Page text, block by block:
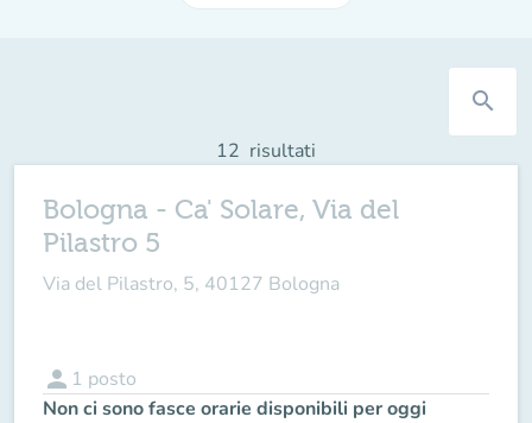
search
12 risultati
Bologna - Ca' Solare, Via del
Pilastro 5
Via del Pilastro, 5, 40127 Bologna
person 1 posto
Non ci sono fasce orarie disponibili per oggi